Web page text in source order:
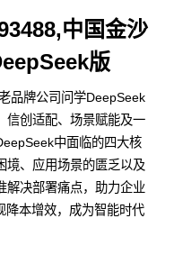
中国金沙
版
品牌公司问学DeepSeek
创适配、场景赋能及一
中面临的四大核
境、应用场景的匮乏以及
解决部署痛点，助力企业
降本增效，成为智能时代